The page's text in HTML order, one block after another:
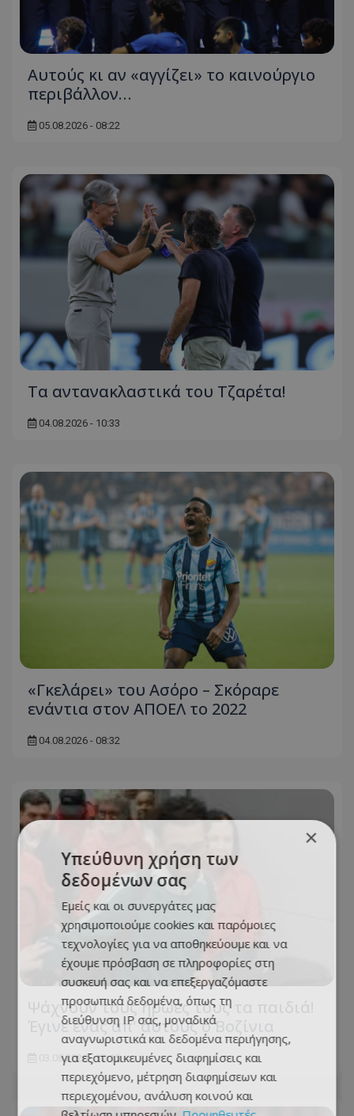
Αυτούς κι αν «αγγίζει» το καινούργιο
περιβάλλον…
05.08.2026 - 08:22
Τα αντανακλαστικά του Τζαρέτα!
04.08.2026 - 10:33
«Γκελάρει» του Ασόρο – Σκόραρε
ενάντια στον ΑΠΟΕΛ το 2022
04.08.2026 - 08:32
Ψάχνουν τους ήρωες τους τα παιδιά!
Έγινε ένας απ' αυτούς ο Βοζίνια
03.08.2026 - 12:15
×
Υπεύθυνη χρήση των
δεδομένων σας
Εμείς και οι συνεργάτες μας
χρησιμοποιούμε cookies και παρόμοιες
τεχνολογίες για να αποθηκεύουμε και να
έχουμε πρόσβαση σε πληροφορίες στη
συσκευή σας και να επεξεργαζόμαστε
προσωπικά δεδομένα, όπως τη
διεύθυνση IP σας, μοναδικά
αναγνωριστικά και δεδομένα περιήγησης,
για εξατομικευμένες διαφημίσεις και
περιεχόμενο, μέτρηση διαφημίσεων και
περιεχομένου, ανάλυση κοινού και